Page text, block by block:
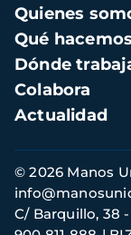
Navegación
principal
Quienes
Qué hacemos
Dónde
Colabora
Actualidad
Información
de
contacto
© 2026 Manos
C/ Barquillo, 38